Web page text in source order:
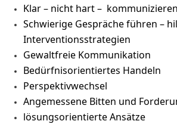
Klar – nicht hart – kommunizieren
Schwierige Gespräche führen –
Interventionsstrategien
Gewaltfreie Kommunikation
Bedürfnisorientiertes Handeln
Perspektivwechsel
Angemessene Bitten und
lösungsorientierte Ansätze